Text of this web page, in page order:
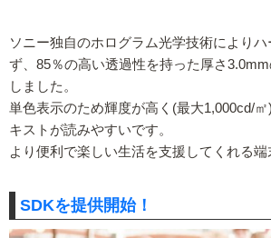
ソニー独自のホログラム光学技術により
ず、85％の高い透過性を持った厚さ
しました。
単色表示のため輝度が高く(最大1,000cd/
キストが読みやすいです。
より便利で楽しい生活を支援してくれる端
SDKを提供開始！